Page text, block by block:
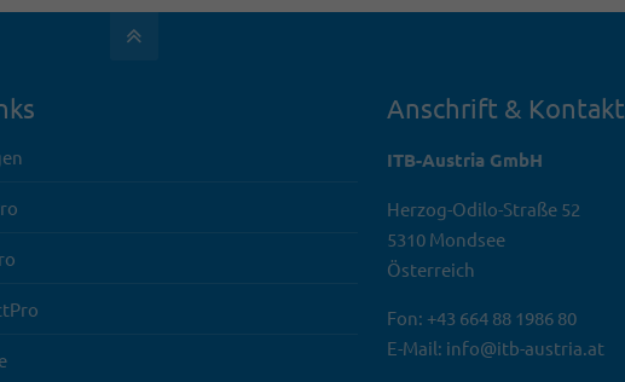
Anschrift & Kontakt
ITB-Austria GmbH
Herzog-Odilo-Straße 52
5310 Mondsee
Österreich
Fon: +43 664 88 1986 80
E-Mail: info@itb-austria.at